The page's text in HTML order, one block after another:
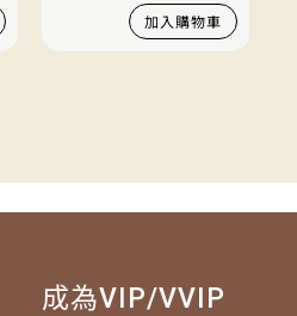
加入購物車
成為VIP/VVIP